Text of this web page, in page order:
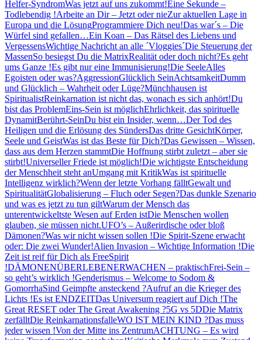
Helfer-SyndromWas jetzt auf uns zukommt!Eine Sekunde –
Todlebendig !Arbeite an Dir – Jetzt oder nieZur aktuellen Lage in
Europa und die LösungProgrammiere Dich neu!Das war´s – Die
Würfel sind gefallen…Ein Koan – Das Rätsel des Liebens und
VergessensWichtige Nachricht an alle ´Vloggies´Die Steuerung der
MassenSo besiegst Du die MatrixRealität oder doch nicht?Es geht
ums Ganze !Es gibt nur eine Immunisierung!Die SeeleAlles
Egoisten oder was?AggressionGlücklich SeinAchtsamkeitDumm
und Glücklich – Wahrheit oder Lüge?Münchhausen ist
SpiritualistReinkarnation ist nicht das, wonach es sich anhört!Du
bist das ProblemEins-Sein ist möglichEhrlichkeit, das spirituelle
DynamitBerührt-SeinDu bist ein Insider, wenn…Der Tod des
Heiligen und die Erlösung des SündersDas dritte GesichtKörper,
Seele und GeistWas ist das Beste für Dich?Das Gewissen – Wissen,
dass aus dem Herzen stammtDie Hoffnung stirbt zuletzt – aber sie
stirbt!Universeller Friede ist möglich!Die wichtigste Entscheidung
der Menschheit steht anUmgang mit KritikWas ist spirituelle
Intelligenz wirklich?Wenn der letzte Vorhang fälltGewalt und
SpiritualitätGlobalisierung – Fluch oder Segen?Das dunkle Szenario
und was es jetzt zu tun giltWarum der Mensch das
unterentwickeltste Wesen auf Erden istDie Menschen wollen
glauben, sie müssen nicht.UFO’s – Außerirdische oder bloß
Dämonen?Was wir nicht wissen sollen !Die Spirit-Szene erwacht
oder: Die zwei Wunder!Alien Invasion – Wichtige Information !Die
Zeit ist reif für Dich als FreeSpirit
!DÄMONENÜBERLEBENERWACHEN – praktischFrei-Sein –
so geht’s wirklich !Genderismus – Welcome to Sodom &
GomorrhaSind Geimpfte ansteckend ?Aufruf an die Krieger des
Lichts !Es ist ENDZEITDas Universum reagiert auf Dich !The
Great RESET oder The Great Awakening ?5G vs 5DDie Matrix
zerfälltDie ReinkarnationsfalleWO IST MEIN KIND ?Das muss
jeder wissen !Von der Mitte ins ZentrumACHTUNG – Es wird